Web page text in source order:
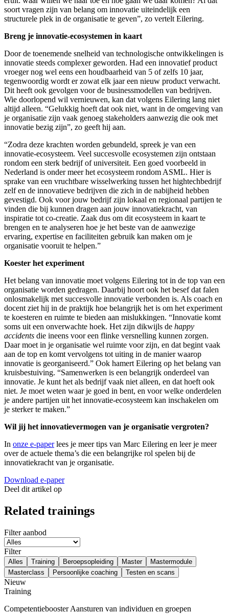
soort vragen zijn van belang om innovatie uiteindelijk een
structurele plek in de organisatie te geven”, zo vertelt Eilering.
Breng je innovatie-ecosystemen in kaart
Door de toenemende snelheid van technologische ontwikkelingen is
innovatie steeds complexer geworden. Had een innovatief product
vroeger nog wel eens een houdbaarheid van 5 of zelfs 10 jaar,
tegenwoordig wordt er zowat elk jaar een nieuw product verwacht.
Dit heeft ook gevolgen voor de businessmodellen van bedrijven.
Wie doorlopend wil vernieuwen, kan dat volgens Eilering lang niet
altijd alleen. “Gelukkig hoeft dat ook niet, want in de omgeving van
je organisatie zijn vaak genoeg stakeholders aanwezig die ook met
innovatie bezig zijn”, zo geeft hij aan.
“Zodra deze krachten worden gebundeld, spreek je van een
innovatie-ecosysteem. Veel succesvolle ecosystemen zijn ontstaan
rondom een sterk bedrijf of universiteit. Een goed voorbeeld in
Nederland is onder meer het ecosysteem rondom ASML. Hier is
sprake van een vruchtbare wisselwerking tussen het hightechbedrijf
zelf en de innovatieve bedrijven die zich in de nabijheid hebben
gevestigd. Ook voor jouw bedrijf zijn lokaal en regionaal partijen te
vinden die bij kunnen dragen aan jouw innovatiekracht, van
inspiratie tot co-creatie. Zaak dus om dit ecosysteem in kaart te
brengen en te analyseren hoe je het beste van de aanwezige
ervaring, expertise en faciliteiten gebruik kan maken om je
organisatie vooruit te helpen.”
Koester het experiment
Het belang van innovatie moet volgens Eilering tot in de top van een
organisatie worden gedragen. Daarbij hoort ook het besef dat falen
onlosmakelijk met succesvolle innovatie verbonden is. Als coach en
docent ziet hij in de praktijk hoe belangrijk het is om het experiment
te koesteren en ruimte te bieden aan mislukkingen. “Innovatie komt
soms uit een onverwachte hoek. Het zijn dikwijls de happy
accidents die ineens voor een flinke versnelling kunnen zorgen.
Daar moet in je organisatie wel ruimte voor zijn, en dat begint vaak
aan de top en komt vervolgens tot uiting in de manier waarop
innovatie is georganiseerd.” Ook hamert Eilering op het belang van
kruisbestuiving. “Samenwerken is een belangrijk onderdeel van
innovatie. Je kunt het als bedrijf vaak niet alleen, en dat hoeft ook
niet. Je moet weten waar je goed in bent, en voor welke onderdelen
je andere partijen uit het innovatie-ecosysteem kan inschakelen om
je sterker te maken.”
Wil jij het innovatievermogen van je organisatie vergroten?
In onze e-paperlees je meer tips van Marc Eilering en leer je meer
over de actuele thema’s die een belangrijke rol spelen bij de
innovatiekracht van je organisatie.
Download e-paper
Deel dit artikel op
Related trainings
Filter aanbod
Filter
Alles Training Beroepsopleiding Master
Mastermodule
Masterclass
Persoonlijke coaching Testen en scans
Nieuw
Training
Competentiebooster Aansturen van individuen en groepen